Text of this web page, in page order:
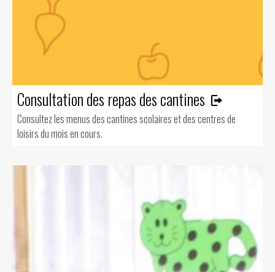
Consultation des repas des cantines
Consultez les menus des cantines scolaires et des centres de
loisirs du mois en cours.